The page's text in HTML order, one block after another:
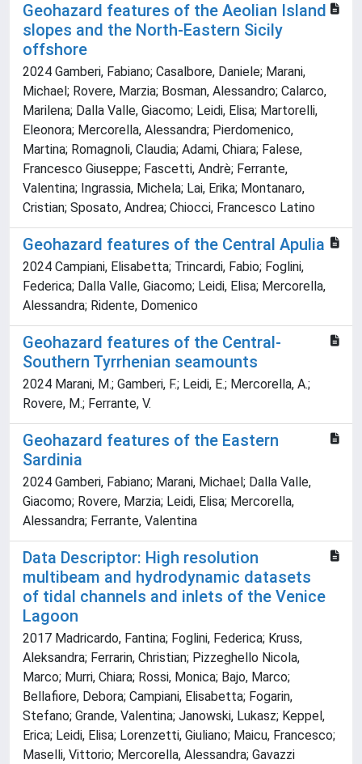
Geohazard features of the Aeolian Island
slopes and the North-Eastern Sicily
offshore
2024 Gamberi, Fabiano; Casalbore, Daniele; Marani,
Michael; Rovere, Marzia; Bosman, Alessandro; Calarco,
Marilena; Dalla Valle, Giacomo; Leidi, Elisa; Martorelli,
Eleonora; Mercorella, Alessandra; Pierdomenico,
Martina; Romagnoli, Claudia; Adami, Chiara; Falese,
Francesco Giuseppe; Fascetti, Andrè; Ferrante,
Valentina; Ingrassia, Michela; Lai, Erika; Montanaro,
Cristian; Sposato, Andrea; Chiocci, Francesco Latino
Geohazard features of the Central Apulia
2024 Campiani, Elisabetta; Trincardi, Fabio; Foglini,
Federica; Dalla Valle, Giacomo; Leidi, Elisa; Mercorella,
Alessandra; Ridente, Domenico
Geohazard features of the Central-
Southern Tyrrhenian seamounts
2024 Marani, M.; Gamberi, F.; Leidi, E.; Mercorella, A.;
Rovere, M.; Ferrante, V.
Geohazard features of the Eastern
Sardinia
2024 Gamberi, Fabiano; Marani, Michael; Dalla Valle,
Giacomo; Rovere, Marzia; Leidi, Elisa; Mercorella,
Alessandra; Ferrante, Valentina
Data Descriptor: High resolution
multibeam and hydrodynamic datasets
of tidal channels and inlets of the Venice
Lagoon
2017 Madricardo, Fantina; Foglini, Federica; Kruss,
Aleksandra; Ferrarin, Christian; Pizzeghello Nicola,
Marco; Murri, Chiara; Rossi, Monica; Bajo, Marco;
Bellafiore, Debora; Campiani, Elisabetta; Fogarin,
Stefano; Grande, Valentina; Janowski, Lukasz; Keppel,
Erica; Leidi, Elisa; Lorenzetti, Giuliano; Maicu, Francesco;
Maselli, Vittorio; Mercorella, Alessandra; Gavazzi